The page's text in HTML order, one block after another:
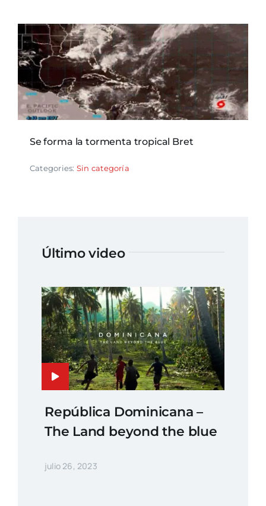
Se forma la tormenta tropical Bret
Categories: Sin categoría
Último video
República Dominicana –
The Land beyond the blue
julio 26, 2023